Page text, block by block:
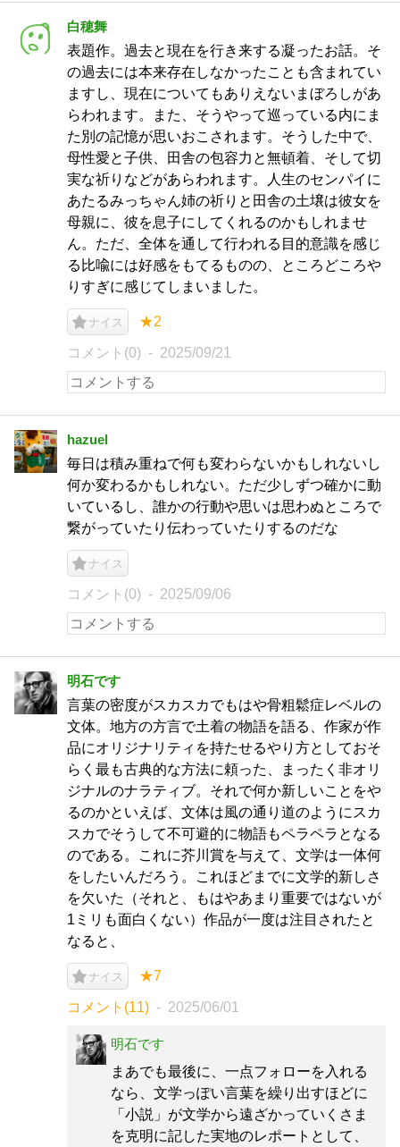
白穂舞
表題作。過去と現在を行き来する凝ったお話。そ
の過去には本来存在しなかったことも含まれてい
ますし、現在についてもありえないまぼろしがあ
らわれます。また、そうやって巡っている内にま
た別の記憶が思いおこされます。そうした中で、
母性愛と子供、田舎の包容力と無頓着、そして切
実な祈りなどがあらわれます。人生のセンパイに
あたるみっちゃん姉の祈りと田舎の土壌は彼女を
母親に、彼を息子にしてくれるのかもしれませ
ん。ただ、全体を通して行われる目的意識を感じ
る比喩には好感をもてるものの、ところどころや
りすぎに感じてしまいました。
ナイス ★2
コメント(0) 2025/09/21
hazuel
毎日は積み重ねで何も変わらないかもしれないし
何か変わるかもしれない。ただ少しずつ確かに動
いているし、誰かの行動や思いは思わぬところで
繋がっていたり伝わっていたりするのだな
ナイス
コメント(0) 2025/09/06
明石です
言葉の密度がスカスカでもはや骨粗鬆症レベルの
文体。地方の方言で土着の物語を語る、作家が作
品にオリジナリティを持たせるやり方としておそ
らく最も古典的な方法に頼った、まったく非オリ
ジナルのナラティブ。それで何か新しいことをや
るのかといえば、文体は風の通り道のようにスカ
スカでそうして不可避的に物語もペラペラとなる
のである。これに芥川賞を与えて、文学は一体何
をしたいんだろう。これほどまでに文学的新しさ
を欠いた（それと、もはやあまり重要ではないが
1ミリも面白くない）作品が一度は注目されたと
なると、
ナイス ★7
コメント(11) 2025/06/01
明石です
まあでも最後に、一点フォローを入れる
なら、文学っぽい言葉を繰り出すほどに
「小説」が文学から遠ざかっていくさま
を克明に記した実地のレポートとして、